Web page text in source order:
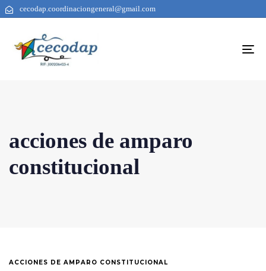
cecodap.coordinaciongeneral@gmail.com
acciones de amparo
constitucional
ACCIONES DE AMPARO CONSTITUCIONAL